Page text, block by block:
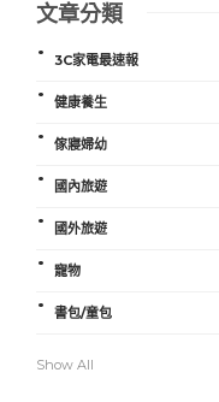
文章分類
3C家電最速報
健康養生
傢寢婦幼
國內旅遊
國外旅遊
寵物
書包/童包
Show All